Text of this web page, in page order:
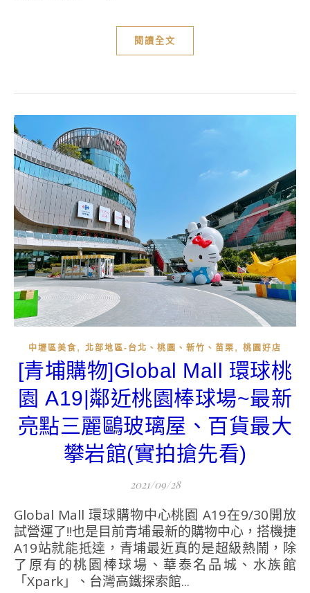
閱讀全文
中壢區美食 , 北部地區-台北、桃園、新竹、苗栗 , 桃園好店
[青埔購物]Global Mall 環球桃
園 A19|鄰近桃園棒球場~最新
亮點三麗鷗玻璃屋、百貨最大
攀岩館(實拍搶先看)
2021/09/28
Global Mall 環球購物中心桃園 A19在9/30開放
試營運了!!也是目前青埔最新的購物中心，搭機捷
A19站就能抵達，青埔最近真的是超級熱鬧，除
了原有的桃園棒球場、華泰名品城、水族館
「Xpark」、台灣高鐵探索館...